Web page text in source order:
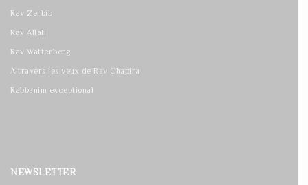
Rav Zerbib
Rav Allali
Rav Wattenberg
A travers les yeux de Rav Chapira
Rabbanim exceptional
NEWSLETTER